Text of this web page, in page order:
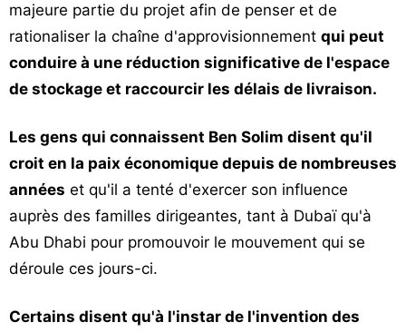
majeure partie du projet afin de penser et de
rationaliser la chaîne d'approvisionnement qui peut
conduire à une réduction significative de l'espace
de stockage et raccourcir les délais de livraison.
Les gens qui connaissent Ben Solim disent qu'il
croit en la paix économique depuis de nombreuses
années et qu'il a tenté d'exercer son influence
auprès des familles dirigeantes, tant à Dubaï qu'à
Abu Dhabi pour promouvoir le mouvement qui se
déroule ces jours-ci.
Certains disent qu'à l'instar de l'invention des